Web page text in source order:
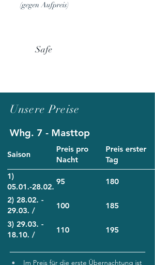
(gegen Aufpreis)
Safe
Unsere Preise
Whg. 7 - Masttop
Saison
Preis pro
Nacht
Preis erster
Tag
1)
05.01.-28.02.
95
180
2) 28.02. -
29.03. /
18.10. -
20.12.
100
185
3) 29.03. -
18.10. /
110 195
Im Preis für die erste Übernachtung ist